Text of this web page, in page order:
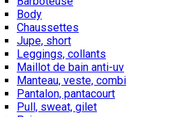
Body
Chaussettes
Jupe, short
Leggings, collants
Maillot de bain anti-uv
Manteau, veste, combi
Pantalon, pantacourt
Pull, sweat, gilet